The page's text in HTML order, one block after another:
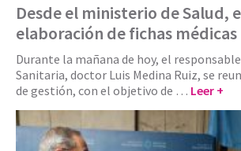
Desde el ministerio de Salud,
elaboración de fichas médicas
Durante la mañana de hoy, el
Sanitaria, doctor Luis Medina Ruiz, se
de gestión, con el objetivo de … Leer +